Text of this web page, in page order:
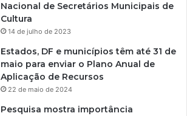
Nacional de Secretários Municipais de
Cultura
14 de julho de 2023
Estados, DF e municípios têm até 31 de
maio para enviar o Plano Anual de
Aplicação de Recursos
22 de maio de 2024
Pesquisa mostra importância